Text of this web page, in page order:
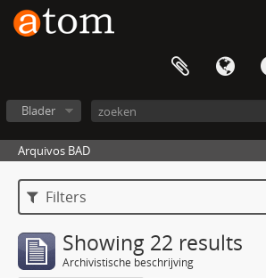
Blader
Arquivos BAD
Filters
Showing 22 results
Archivistische beschrijving